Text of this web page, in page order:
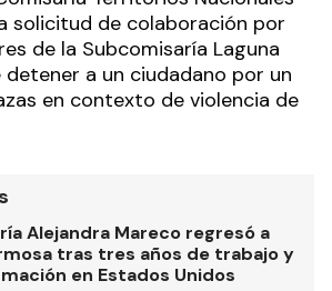
solicitud de colaboración por
de la Subcomisaría Laguna
detener a un ciudadano por un
en contexto de violencia de
Alejandra Mareco regresó a
tras tres años de trabajo y
en Estados Unidos